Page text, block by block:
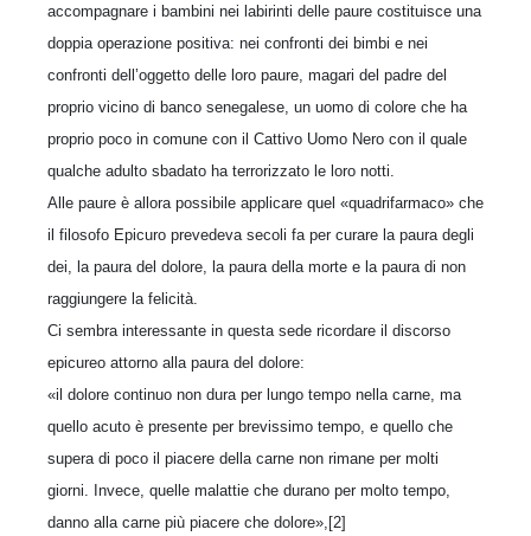
accompagnare i bambini nei labirinti delle paure costituisce una
doppia operazione positiva: nei confronti dei bimbi e nei
confronti dell’oggetto delle loro paure, magari del padre del
proprio vicino di banco senegalese, un uomo di colore che ha
proprio poco in comune con il Cattivo Uomo Nero con il quale
qualche adulto sbadato ha terrorizzato le loro notti.
Alle paure è allora possibile applicare quel «quadrifarmaco» che
il filosofo Epicuro prevedeva secoli fa per curare la paura degli
dei, la paura del dolore, la paura della morte e la paura di non
raggiungere la felicità.
Ci sembra interessante in questa sede ricordare il discorso
epicureo attorno alla paura del dolore:
«il dolore continuo non dura per lungo tempo nella carne, ma
quello acuto è presente per brevissimo tempo, e quello che
supera di poco il piacere della carne non rimane per molti
giorni. Invece, quelle malattie che durano per molto tempo,
danno alla carne più piacere che dolore»,[2]